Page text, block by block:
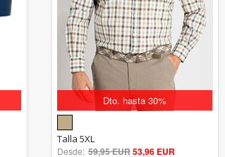
Dto. hasta 30%
out of 5
Talla 5XL
Desde: 59,95 EUR53,96 EUR